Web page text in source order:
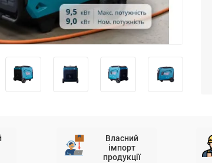
Власний
імпорт
продукції